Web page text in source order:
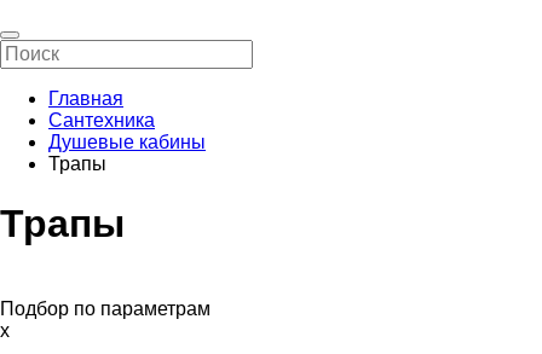
Главная
Сантехника
Душевые кабины
Трапы
Трапы
Подбор по параметрам
x